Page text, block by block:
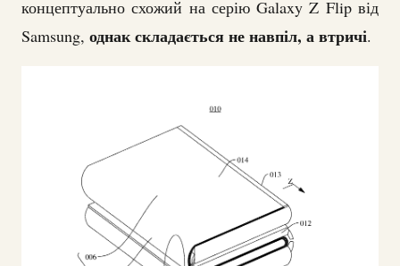
концептуально схожий на серію Galaxy Z Flip від
Samsung, однак складається не навпіл, а втричі.